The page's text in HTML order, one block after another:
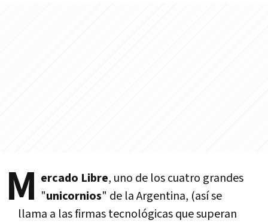
M ercado Libre, uno de los cuatro grandes
"unicornios" de la Argentina, (así­ se
llama a las firmas tecnológicas que superan